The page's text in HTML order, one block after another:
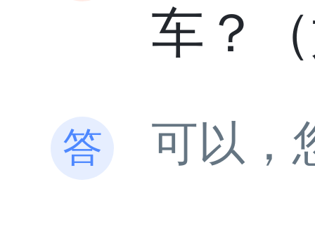
车？
可以，